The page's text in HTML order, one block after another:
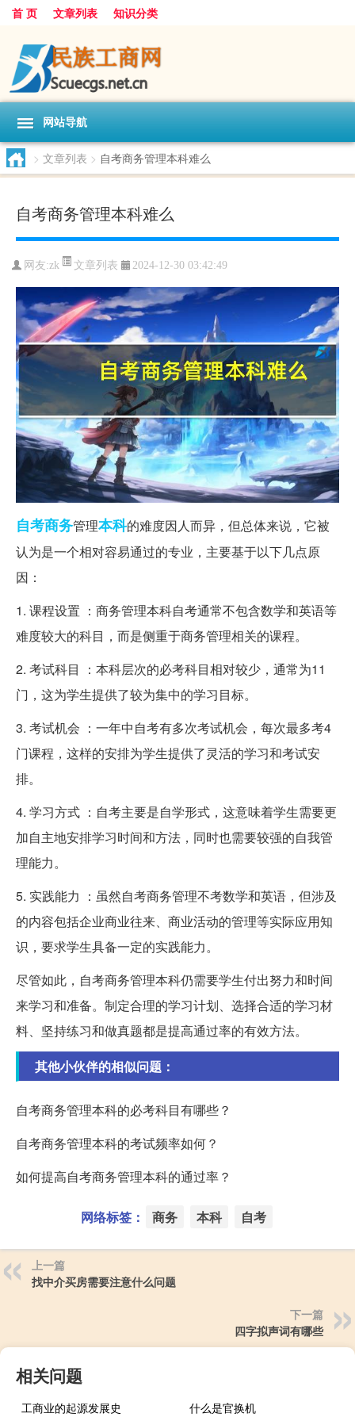
首 页 文章列表 知识分类
网站导航
> 文章列表 > 自考商务管理本科难么
自考商务管理本科难么
网友:zk 文章列表 2024-12-30 03:42:49
自考商务管理本科的难度因人而异，但总体来说，它被
认为是一个相对容易通过的专业，主要基于以下几点原
因：
1. 课程设置 ：商务管理本科自考通常不包含数学和英语等
难度较大的科目，而是侧重于商务管理相关的课程。
2. 考试科目 ：本科层次的必考科目相对较少，通常为11
门，这为学生提供了较为集中的学习目标。
3. 考试机会 ：一年中自考有多次考试机会，每次最多考4
门课程，这样的安排为学生提供了灵活的学习和考试安
排。
4. 学习方式 ：自考主要是自学形式，这意味着学生需要更
加自主地安排学习时间和方法，同时也需要较强的自我管
理能力。
5. 实践能力 ：虽然自考商务管理不考数学和英语，但涉及
的内容包括企业商业往来、商业活动的管理等实际应用知
识，要求学生具备一定的实践能力。
尽管如此，自考商务管理本科仍需要学生付出努力和时间
来学习和准备。制定合理的学习计划、选择合适的学习材
料、坚持练习和做真题都是提高通过率的有效方法。
其他小伙伴的相似问题：
自考商务管理本科的必考科目有哪些？
自考商务管理本科的考试频率如何？
如何提高自考商务管理本科的通过率？
网络标签： 商务 本科 自考
上一篇
找中介买房需要注意什么问题
下一篇
四字拟声词有哪些
相关问题
工商业的起源发展史 什么是官换机